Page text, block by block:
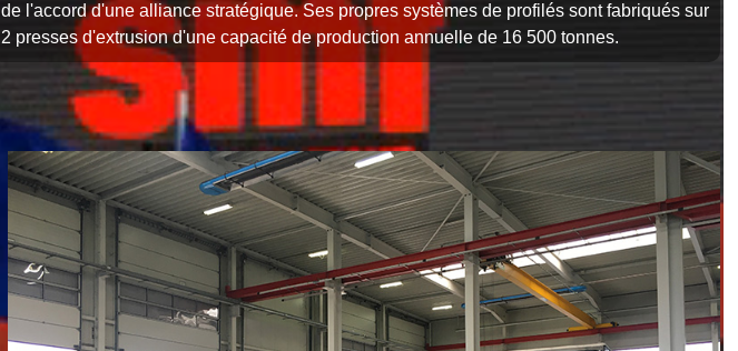
de l'accord d'une alliance stratégique. Ses propres systèmes de profilés sont fabriqués sur
2 presses d'extrusion d'une capacité de production annuelle de 16 500 tonnes.